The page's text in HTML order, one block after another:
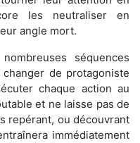
les neutraliser en
angle mort.
séquences
de protagoniste
chaque action au
et ne laisse pas de
repérant, ou découvrant
immédiatement